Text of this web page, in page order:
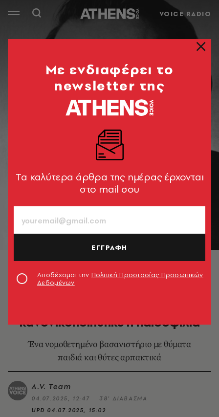
VOICE RADIO
Χέλμουτ Κέντλερ ©
κανονικοποιήθηκε η παιδοφιλία
Ένα νομοθετημένο βασανιστήριο με θύματα
παιδιά και θύτες αρπακτικά
A.V. Team
04.07.2025, 12:47
38’ ΔΙΑΒΑΣΜΑ
UPD 04.07.2025, 15:02
Mε ενδιαφέρει το
newsletter της
Tα καλύτερα άρθρα της ημέρας έρχονται
στο mail σου
ΕΓΓΡΑΦΗ
Αποδέχομαι την Πολιτική Προστασίας Προσωπικών
Δεδομένων